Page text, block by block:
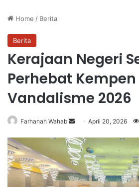
Home / Berita
Berita
Kerajaan Negeri
Perhebat
Vandalisme 2026
Farhanah Wahab
n
d
a
n
April 20, 2026